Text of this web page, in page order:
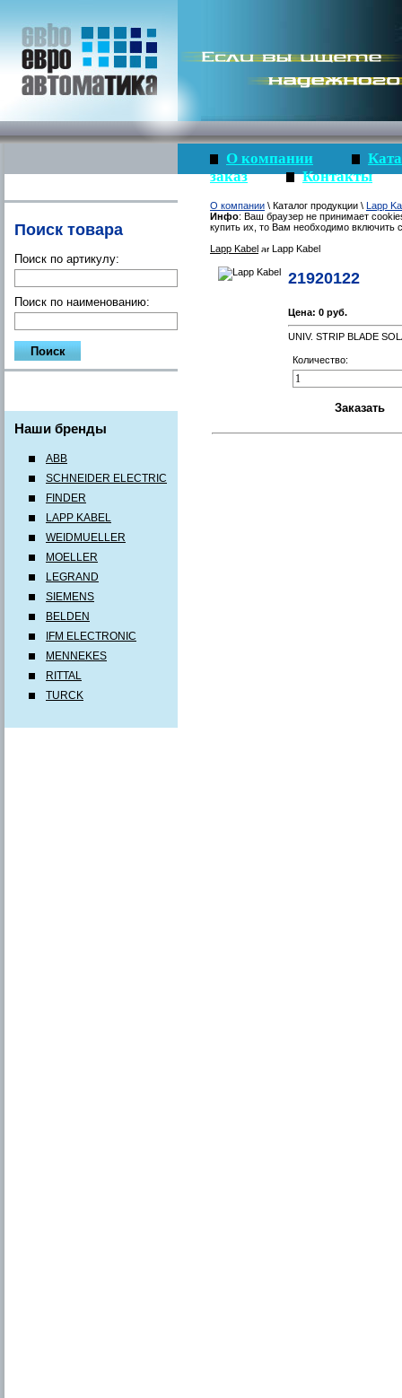
Поиск товара
Поиск по артикулу:
Поиск по наименованию:
Наши бренды
ABB
SCHNEIDER ELECTRIC
FINDER
LAPP KABEL
WEIDMUELLER
MOELLER
LEGRAND
SIEMENS
BELDEN
IFM ELECTRONIC
MENNEKES
RITTAL
TURCK
О компании
заказ
Контакты
О компании \ Каталог продукции \ Lapp
Инфо: Ваш браузер не принимает
купить их, то Вам необходимо включить
Lapp Kabel
Lapp Kabel
21920122
Цена: 0 руб.
UNIV. STRIP BLADE
Количество: